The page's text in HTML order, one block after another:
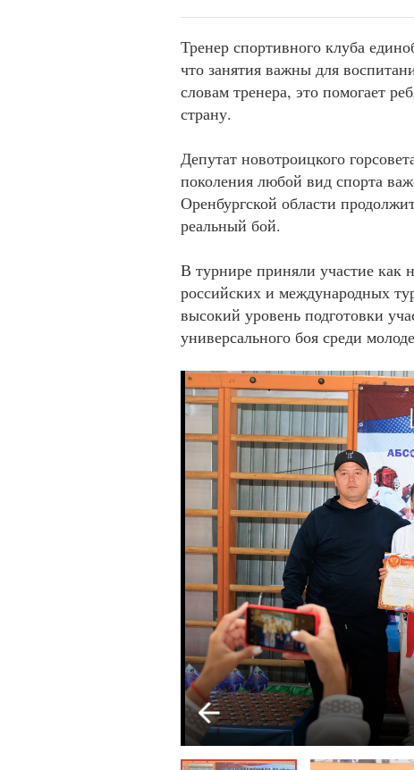
Тренер спортивного клуба
что занятия важны для
словам тренера, это помогает
страну.
Депутат новотроицкого
поколения любой вид спорта
Оренбургской области
реальный бой.
В турнире приняли участие как
российских и международных
высокий уровень подготовки
универсального боя среди